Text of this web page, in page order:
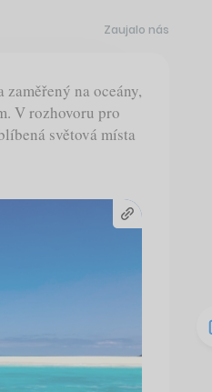
Zaujalo nás
na oceány,
V rozhovoru pro
světová místa